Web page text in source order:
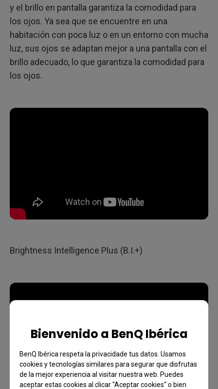
Bienvenido a BenQ Ibérica
BenQ Ibérica respeta la privacidade tus datos. Usamos
cookies y tecnologías similares para segurar que disfrutas
de la mejor experiencia al visitar nuestra web. Puedes
aceptar estas cookies al clicar "Aceptar cookies" o bien
y el brillo en pantalla garantiza la comodidad para
los ojos. Ya sea que se encuentre en una
habitación con poca luz o en un entorno con mucha
luz, sus ojos se adaptan mejor a una pantalla con el
brillo adecuado, lo que garantiza la comodidad para
los ojos.
Brightness Intelligence Plus (B.I.+)